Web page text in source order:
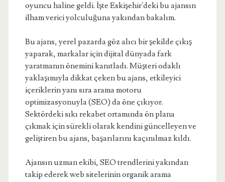
oyuncu haline geldi. İşte Eskişehir'deki bu ajansın
ilham verici yolculuğuna yakından bakalım.
Bu ajans, yerel pazarda göz alıcı bir şekilde çıkış
yaparak, markalar için dijital dünyada fark
yaratmanın önemini kanıtladı. Müşteri odaklı
yaklaşımıyla dikkat çeken bu ajans, etkileyici
içeriklerin yanı sıra arama motoru
optimizasyonuyla (SEO) da öne çıkıyor.
Sektördeki sıkı rekabet ortamında ön plana
çıkmak için sürekli olarak kendini güncelleyen ve
geliştiren bu ajans, başarılarını kaçınılmaz kıldı.
Ajansın uzman ekibi, SEO trendlerini yakından
takip ederek web sitelerinin organik arama